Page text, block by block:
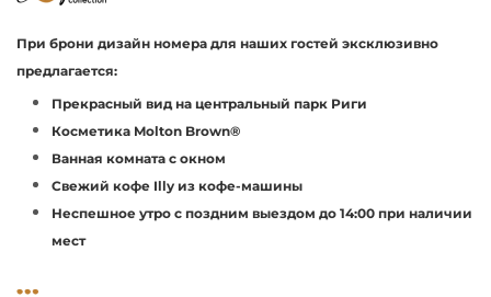
При брони дизайн номера для наших гостей эксклюзивно
предлагается:
Прекрасный вид на центральный парк Риги
Косметика Molton Brown®
Ванная комната с окном
Свежий кофе Illy из кофе-машины
Неспешное утро с поздним выездом до 14:00 при наличии
мест